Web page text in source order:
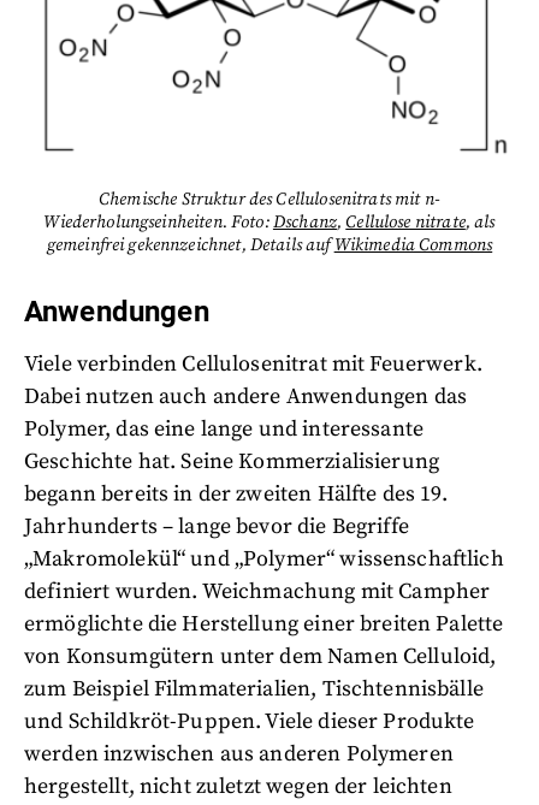
Chemische Struktur des Cellulosenitrats mit n-
Wiederholungseinheiten. Foto:Dschanz,Cellulose nitrate, als
gemeinfrei gekennzeichnet, Details aufWikimedia Commons
Anwendungen
Viele verbinden Cellulosenitrat mit Feuerwerk.
Dabei nutzen auch andere Anwendungen das
Polymer, das eine lange und interessante
Geschichte hat. Seine Kommerzialisierung
begann bereits in der zweiten Hälfte des 19.
Jahrhunderts – lange bevor die Begriffe
„Makromolekül“ und „Polymer“ wissenschaftlich
definiert wurden. Weichmachung mit Campher
ermöglichte die Herstellung einer breiten Palette
von Konsumgütern unter dem Namen Celluloid,
zum Beispiel Filmmaterialien, Tischtennisbälle
und Schildkröt-Puppen. Viele dieser Produkte
werden inzwischen aus anderen Polymeren
hergestellt, nicht zuletzt wegen der leichten